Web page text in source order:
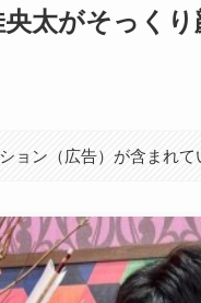
太がそっく
ョン（広告）が含まれて